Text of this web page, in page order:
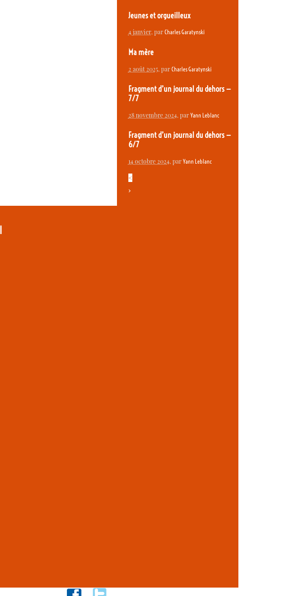
Jeunes et orgueilleux
4 janvier, par Charles Garatynski
Ma mère
2 août 2025, par Charles Garatynski
Fragment d’un journal du dehors —
7/7
28 novembre 2024, par Yann Leblanc
Fragment d’un journal du dehors —
6/7
14 octobre 2024, par Yann Leblanc
<
>